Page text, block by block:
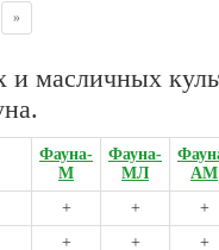
»
и масличных
Фауна-
М
Фауна-
МЛ
АМ
+
+ +
+
+ +